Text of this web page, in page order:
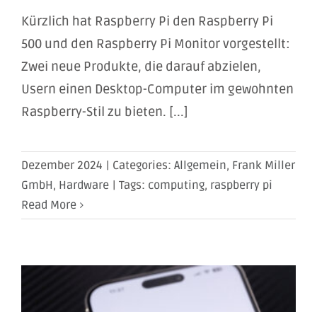
Kürzlich hat Raspberry Pi den Raspberry Pi
500 und den Raspberry Pi Monitor vorgestellt:
Zwei neue Produkte, die darauf abzielen,
Usern einen Desktop-Computer im gewohnten
Raspberry-Stil zu bieten. [...]
Dezember 2024 | Categories: Allgemein, Frank Miller
GmbH, Hardware | Tags: computing, raspberry pi
Read More